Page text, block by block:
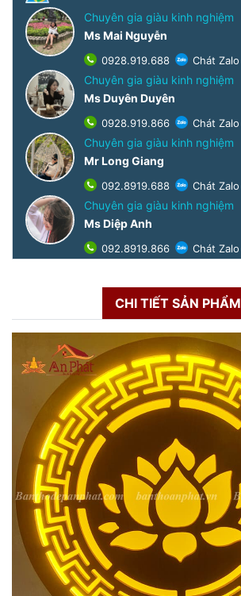
Chuyên gia giàu kinh nghiệm
Ms Mai Nguyễn
0928.919.688 Chát Zalo
Chuyên gia giàu kinh nghiệm
Ms Duyên Duyên
0928.919.866 Chát Zalo
Chuyên gia giàu kinh nghiệm
Mr Long Giang
092.8919.688 Chát Zalo
Chuyên gia giàu kinh nghiệm
Ms Diệp Anh
092.8919.866 Chát Zalo
CHI TIẾT SẢN PHẨM